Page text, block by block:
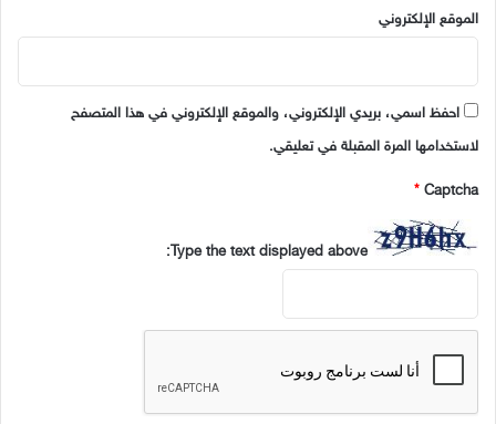
الموقع الإلكتروني
احفظ اسمي، بريدي الإلكتروني، والموقع الإلكتروني في هذا المتصفح
لاستخدامها المرة المقبلة في تعليقي.
Captcha
*
Type the text displayed above: